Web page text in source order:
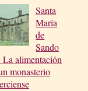
Santa
María
de
Sando
La alimentación
monasterio